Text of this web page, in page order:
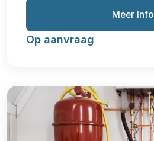
Meer Info
Op aanvraag